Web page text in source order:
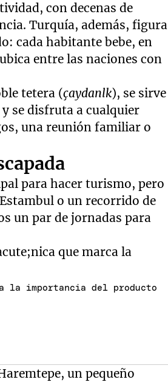
con decenas de
Turquía, además, figura
cada habitante bebe, en
entre las naciones con
tetera (çaydanlk), se sirve
se disfruta a cualquier
una reunión familiar o
para hacer turismo, pero
o un recorrido de
un par de jornadas para
la importancia del producto
un pequeño